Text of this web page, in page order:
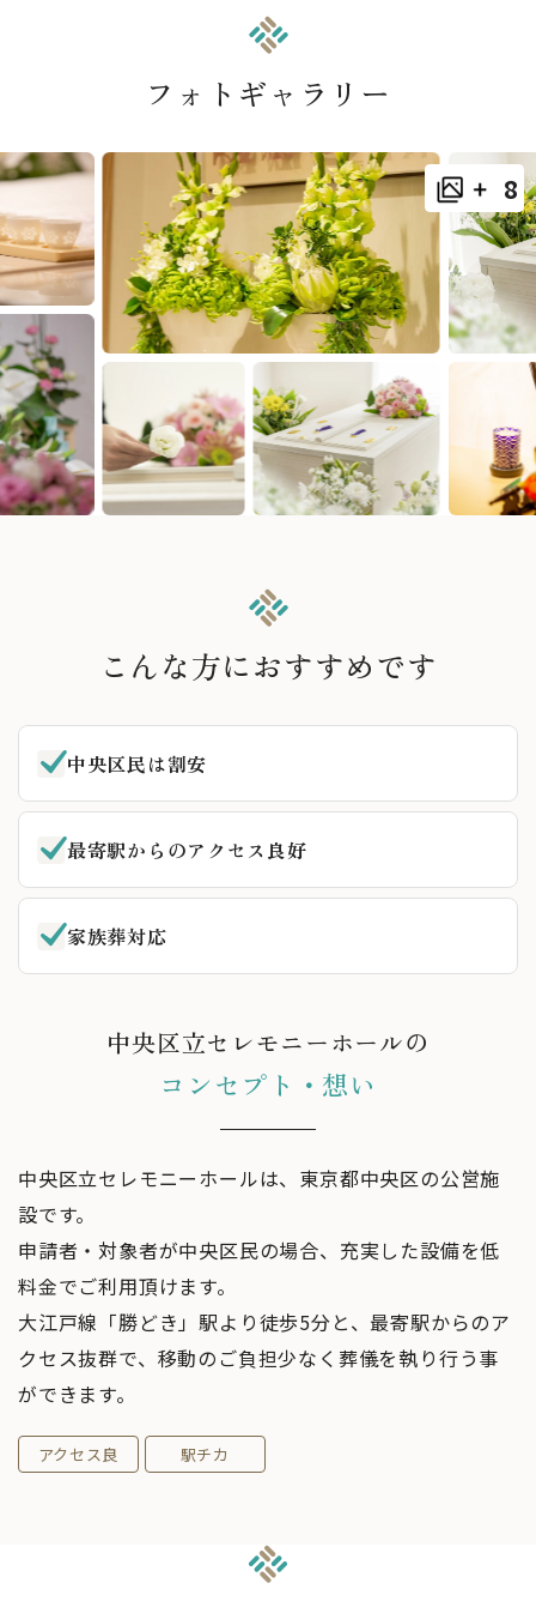
フォトギャラリー
8
こんな方におすすめです
中央区民は割安
最寄駅からのアクセス良好
家族葬対応
中央区立セレモニーホールの
コンセプト・想い
中央区立セレモニーホールは、東京都中央区の公営施
設です。
申請者・対象者が中央区民の場合、充実した設備を低
料金でご利用頂けます。
大江戸線「勝どき」駅より徒歩5分と、最寄駅からのア
クセス抜群で、移動のご負担少なく葬儀を執り行う事
ができます。
アクセス良 駅チカ